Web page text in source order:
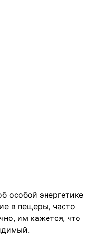
особой энергетике
в пещеры, часто
им кажется, что